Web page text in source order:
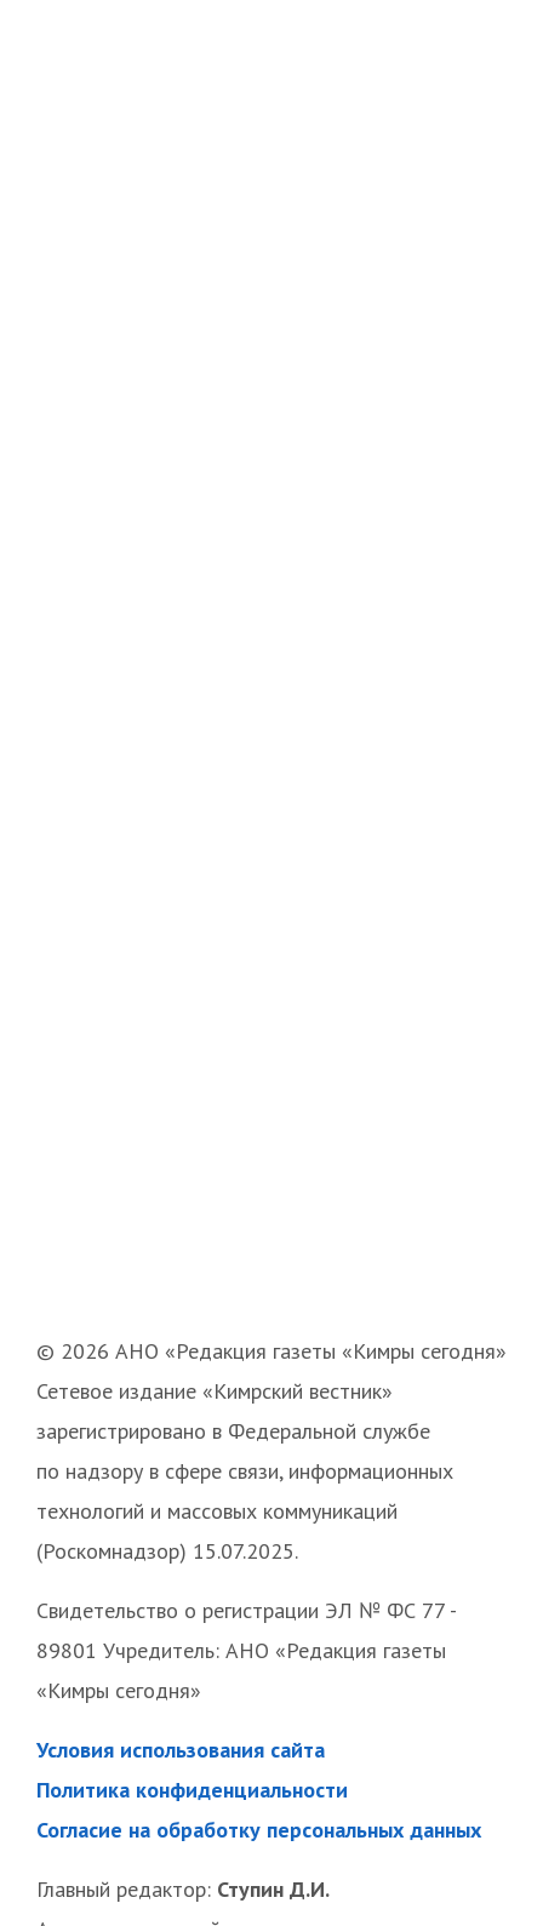
© 2026 АНО «Редакция газеты «Кимры сегодня»
Сетевое издание «Кимрский вестник»
зарегистрировано в Федеральной службе
по надзору в сфере связи, информационных
технологий и массовых коммуникаций
(Роскомнадзор) 15.07.2025.
Свидетельство о регистрации ЭЛ № ФС 77 -
89801 Учредитель: АНО «Редакция газеты
«Кимры сегодня»
Условия использования сайта
Политика конфиденциальности
Согласие на обработку персональных данных
Главный редактор: Ступин Д.И.